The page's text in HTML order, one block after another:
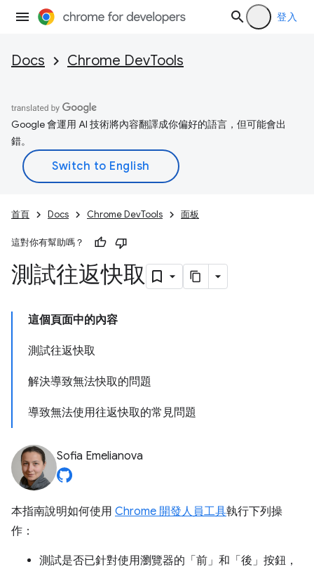
登入
Docs Chrome DevTools
Google 會運用 AI 技術將內容翻譯成你偏好的語言，但可能會出
錯。
首頁 Docs Chrome DevTools 面板
這對你有幫助嗎？
測試往返快取
這個頁面中的內容
測試往返快取
解決導致無法快取的問題
導致無法使用往返快取的常見問題
Sofia Emelianova
本指南說明如何使用 Chrome 開發人員工具執行下列操
作：
測試是否已針對使用瀏覽器的「前」和「後」按鈕，